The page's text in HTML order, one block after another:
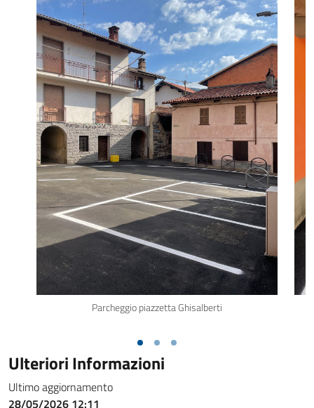
Parcheggio piazzetta Ghisalberti
Ulteriori Informazioni
Ultimo aggiornamento
28/05/2026 12:11